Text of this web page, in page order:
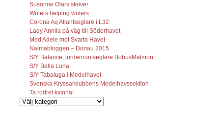
Susanne Olars skriver
Writers helping writers
Corona Aq Atlantseglare i L32
Lady Annila på väg till Söderhavet
Med Adele mot Svarta Havet
Naimabloggen – Donau 2015
S/Y Balance, jordenruntseglare BohusMalmön
S/Y Bella Luna
S/Y Tabaluga i Medelhavet
Svenska Kryssarklubbens Medelhavssektion
Ta rodret kvinna!
Vilka